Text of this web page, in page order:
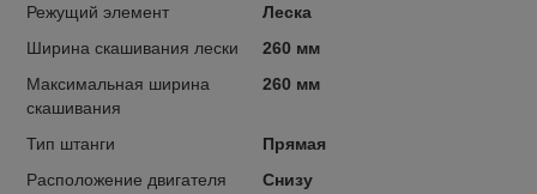
Режущий элемент
Леска
Ширина скашивания лески
260 мм
Максимальная ширина
скашивания
260 мм
Тип штанги
Прямая
Расположение двигателя
Снизу